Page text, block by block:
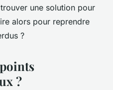
une solution pour
alors pour reprendre
?
?